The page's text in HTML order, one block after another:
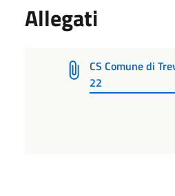
Allegati
CS Comune di
22